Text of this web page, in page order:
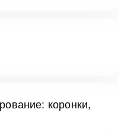
коронки,